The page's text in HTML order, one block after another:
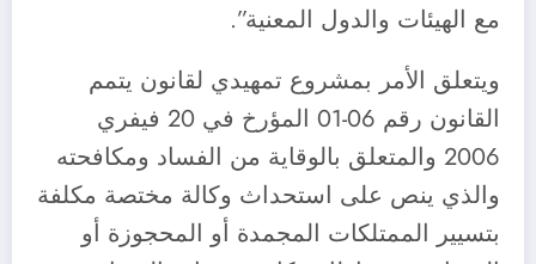
مع الهيئات والدول المعنية”.
ويتعلق الأمر بمشروع تمهيدي لقانون يتمم
القانون رقم 06-01 المؤرخ في 20 فيفري
2006 والمتعلق بالوقاية من الفساد ومكافحته
والذي ينص على استحداث وكالة مختصة مكلفة
بتسيير الممتلكات المجمدة أو المحجوزة أو